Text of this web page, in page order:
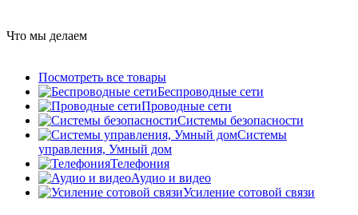
Что мы делаем
Посмотреть все товары
Беспроводные сети
Проводные сети
Системы безопасности
Системы
управления, Умный дом
Телефония
Аудио и видео
Усиление сотовой связи